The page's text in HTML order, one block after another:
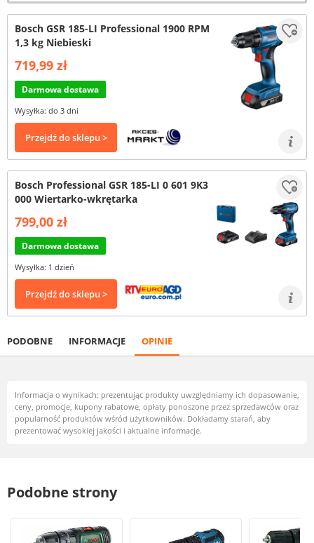
Bosch GSR 185-LI Professional 1900 RPM
1,3 kg Niebieski
719,99 zł
Darmowa dostawa
Wysyłka: do 3 dni
Przejdź do sklepu >
Bosch Professional GSR 185-LI 0 601 9K3
000 Wiertarko-wkrętarka
799,00 zł
Darmowa dostawa
Wysyłka: 1 dzień
Przejdź do sklepu >
PODOBNE INFORMACJE OPINIE
Informacja o wynikach: prezentując produkty uwzględniamy ich dopasowanie,
ceny, promocje, kupony rabatowe, opłaty ponoszone przez sprzedawców oraz
popularność produktów wśród użytkowników. Dokładamy starań, aby
prezentować wysokiej jakości i aktualne informacje.
Podobne strony